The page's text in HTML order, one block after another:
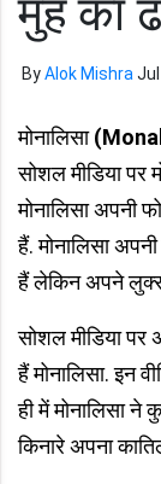
मुंह का
ByAlok Mishra
मोनालिसा
सोशल मीडिया पर
मोनालिसा अपनी
हैं. मोनालिसा
हैं लेकिन अपने लुक्स
सोशल मीडिया
हैं मोनालिसा. इन
ही में मोनालिसा
किनारे अपना